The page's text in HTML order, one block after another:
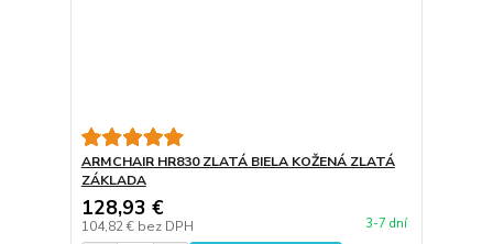
ARMCHAIR HR830 ZLATÁ BIELA KOŽENÁ ZLATÁ
ZÁKLADA
128,93 €
104,82 € bez DPH 3-7 dní